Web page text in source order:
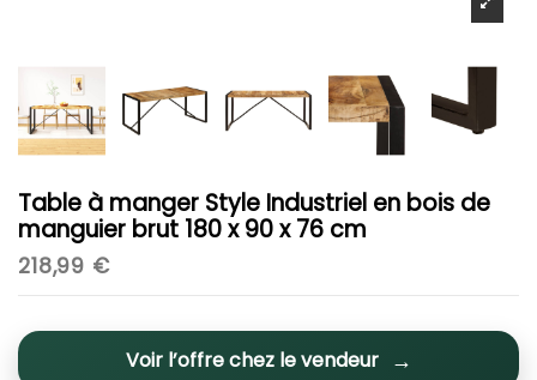
Table à manger Style Industriel en bois de
manguier brut 180 x 90 x 76 cm
218,99 €
Voir l’offre chez le vendeur